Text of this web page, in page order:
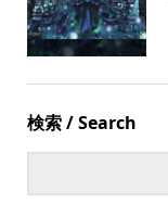
検索 / Search